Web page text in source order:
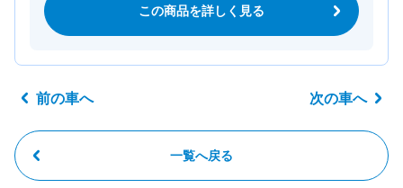
この商品を詳しく見る
前の車へ
一覧へ戻る
次の車へ